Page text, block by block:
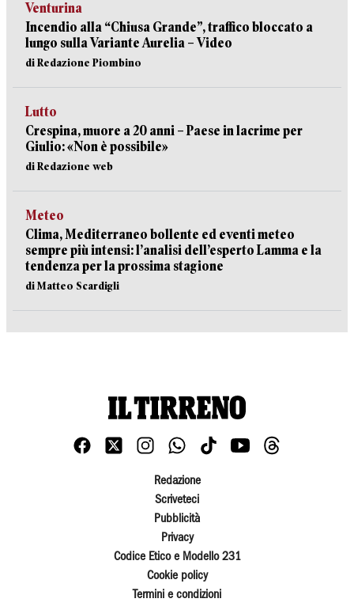
Venturina
Incendio alla “Chiusa Grande”, traffico bloccato a
lungo sulla Variante Aurelia – Video
di Redazione Piombino
Lutto
Crespina, muore a 20 anni – Paese in lacrime per
Giulio: «Non è possibile»
di Redazione web
Meteo
Clima, Mediterraneo bollente ed eventi meteo
sempre più intensi: l’analisi dell’esperto Lamma e la
tendenza per la prossima stagione
di Matteo Scardigli
Redazione
Scriveteci
Pubblicità
Privacy
Codice Etico e Modello 231
Cookie policy
Termini e condizioni